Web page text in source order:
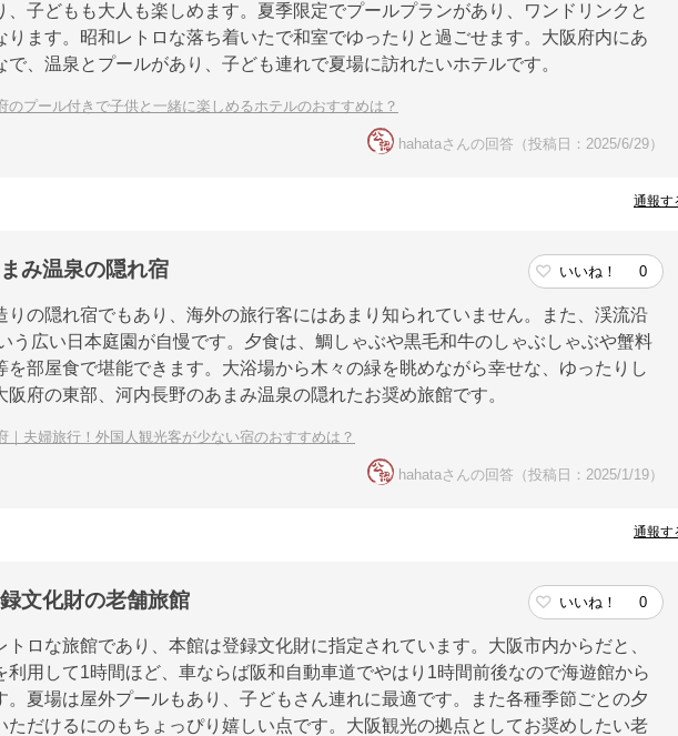
、子どもも大人も楽しめます。夏季限定でプールプランがあり、ワンドリンクと
ります。昭和レトロな落ち着いたで和室でゆったりと過ごせます。大阪府内にあ
で、温泉とプールがあり、子ども連れで夏場に訪れたいホテルです。
のプール付きで子供と一緒に楽しめるホテルのおすすめは？
hahataさんの回答（投稿日：2025/6/29）
通報す
み温泉の隠れ宿 いいね！ 0
りの隠れ宿でもあり、海外の旅行客にはあまり知られていません。また、渓流沿
う広い日本庭園が自慢です。夕食は、鯛しゃぶや黒毛和牛のしゃぶしゃぶや蟹料
を部屋食で堪能できます。大浴場から木々の緑を眺めながら幸せな、ゆったりし
阪府の東部、河内長野のあまみ温泉の隠れたお奨め旅館です。
｜夫婦旅行！外国人観光客が少ない宿のおすすめは？
hahataさんの回答（投稿日：2025/1/19）
通報す
文化財の老舗旅館 いいね！ 0
ロな旅館であり、本館は登録文化財に指定されています。大阪市内からだと、
利用して1時間ほど、車ならば阪和自動車道でやはり1時間前後なので海遊館から
。夏場は屋外プールもあり、子どもさん連れに最適です。また各種季節ごとの夕
ただけるにのもちょっぴり嬉しい点です。大阪観光の拠点としてお奨めしたい老